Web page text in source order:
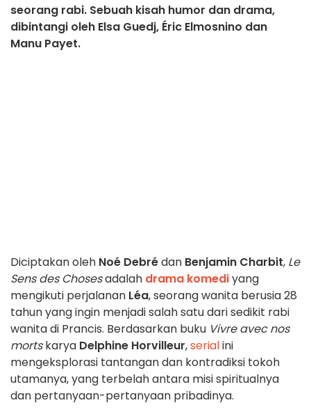
seorang rabi. Sebuah kisah humor dan drama,
dibintangi oleh Elsa Guedj, Éric Elmosnino dan
Manu Payet.
Diciptakan oleh Noé Debrédan Benjamin Charbit, Le
Sens des Chosesadalah drama komediyang
mengikuti perjalanan Léa, seorang wanita berusia 28
tahun yang ingin menjadi salah satu dari sedikit rabi
wanita di Prancis. Berdasarkan buku Vivre avec nos
mortskarya Delphine Horvilleur,serialini
mengeksplorasi tantangan dan kontradiksi tokoh
utamanya, yang terbelah antara misi spiritualnya
dan pertanyaan-pertanyaan pribadinya.